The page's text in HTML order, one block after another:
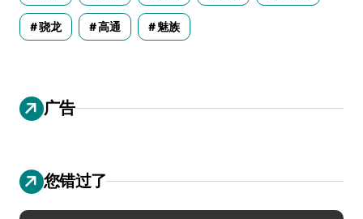
骁龙 高通 魅族
广告
您错过了